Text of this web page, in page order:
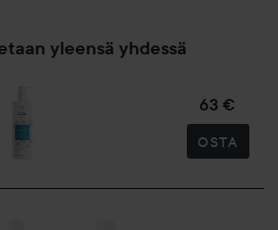
yleensä yhdessä
63 €
OSTA